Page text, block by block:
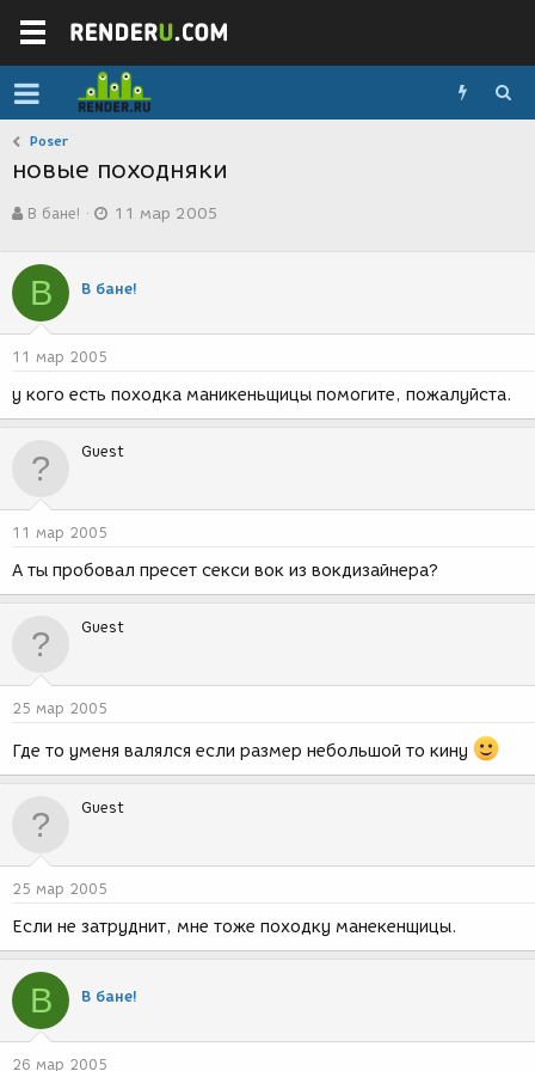
Poser
новые походняки
в
о
р
т
е
м
В бане!
а
с
н
11 мар 2005
В В бане!
11 мар 2005
у кого есть походка маникеньщицы помогите, пожалуйста.
Guest
11 мар 2005
А ты пробовал пресет секси вок из вокдизайнера?
Guest
25 мар 2005
Где то уменя валялся если размер небольшой то кину
Guest
25 мар 2005
Если не затруднит, мне тоже походку манекенщицы.
В В бане!
26 мар 2005